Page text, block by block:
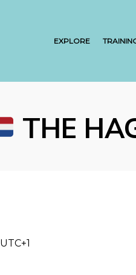
EXPLORE
THE
UTC+1